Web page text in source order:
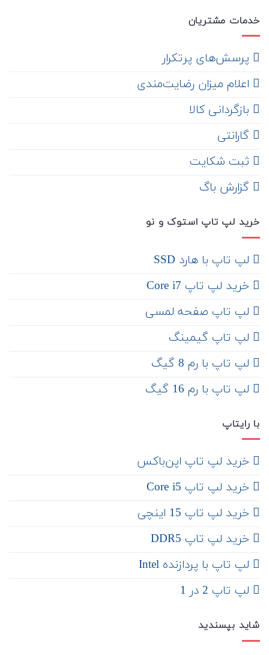
خدمات مشتریان
‌ پرسش‌های پرتکرار
اعلام میزان رضایت‌مندی
‌ بازگردانی کالا
گارانتی
ثبت شکایت
‌ گزارش باگ
خرید لپ تاپ استوک و نو
لپ تاپ با هارد SSD
خرید لپ تاپ Core i7
لپ تاپ صفحه لمسی
لپ تاپ گیمینگ
لپ تاپ با رم 8 گیگ
لپ تاپ با رم 16 گیگ
با رایتاپ
‌ خرید لپ تاپ اپن‌باکس
خرید لپ تاپ Core i5
‌‌ خرید لپ تاپ 15 اینچی
خرید لپ تاپ DDR5
لپ تاپ با پردازنده Intel
لپ تاپ 2 در 1
شاید بپسندید